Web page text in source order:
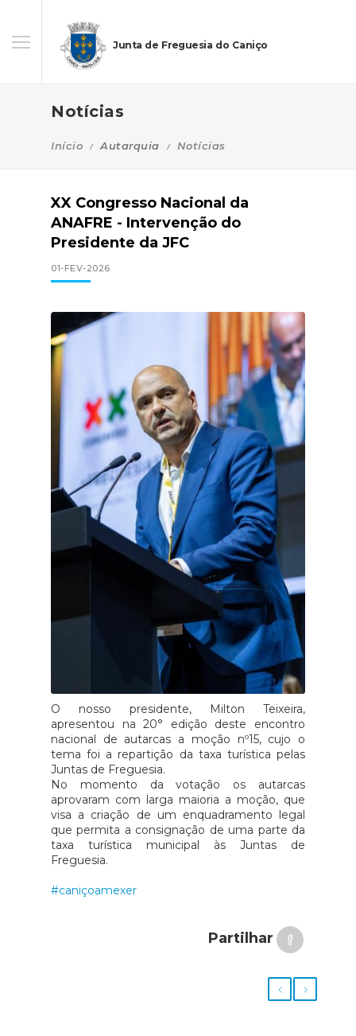
Junta de Freguesia do Caniço
Notícias
Início Autarquia Notícias
XX Congresso Nacional da
ANAFRE - Intervenção do
Presidente da JFC
01-FEV-2026
O nosso presidente, Milton Teixeira,
apresentou na 20° edição deste encontro
nacional de autarcas a moção nº15, cujo o
tema foi a repartição da taxa turística pelas
Juntas de Freguesia.
No momento da votação os autarcas
aprovaram com larga maioria a moção, que
visa a criação de um enquadramento legal
que permita a consignação de uma parte da
taxa turística municipal às Juntas de
Freguesia.
#caniçoamexer
Partilhar